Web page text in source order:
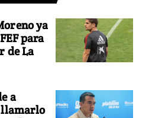
ya
para
de La
a
llamarlo